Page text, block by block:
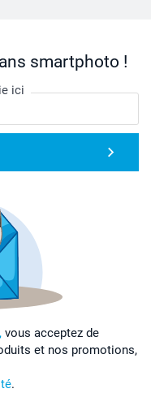
smartphoto !
ici
vous acceptez de
et nos promotions,
.